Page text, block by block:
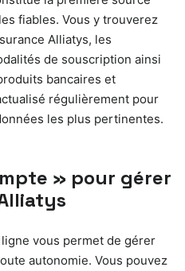
fiables. Vous y trouverez
Alliatys, les
de souscription ainsi
bancaires et
régulièrement pour
les plus pertinentes.
» pour gérer
ligne vous permet de gérer
autonomie. Vous pouvez